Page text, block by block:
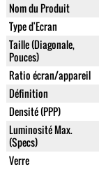
Nom du Produit
Type d'Ecran
Taille (Diagonale,
Pouces)
Ratio écran/appareil
Définition
Densité (PPP)
Luminosité Max.
(Specs)
Verre